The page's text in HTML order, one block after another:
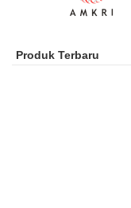
Produk Terbaru